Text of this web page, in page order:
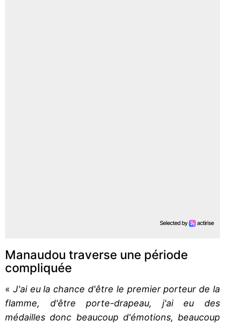
Manaudou traverse une période
compliquée
« J'ai eu la chance d'être le premier porteur de la
flamme, d'être porte-drapeau, j'ai eu des
médailles donc beaucoup d'émotions, beaucoup